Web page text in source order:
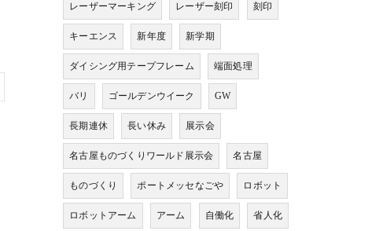
レーザーマーキング レーザー刻印 刻印
キーエンス 新年度 新学期
ダイシング用テープフレーム 端面処理
バリ ゴールデンウイーク GW
長期連休 長い休み 展示会
名古屋ものづくりワールド展示会 名古屋
ものづくり ポートメッセなごや ロボット
ロボットアーム アーム 自働化 省人化